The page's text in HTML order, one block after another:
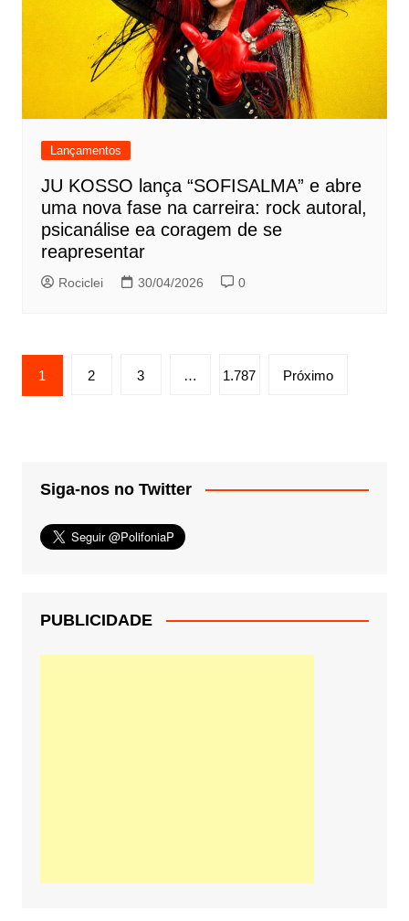
Lançamentos
JU KOSSO lança “SOFISALMA” e abre
uma nova fase na carreira: rock autoral,
psicanálise ea coragem de se
reapresentar
Rociclei 30/04/2026 0
Paginação
de
1 2 3 … 1.787 Próximo
Siga-nos no Twitter
PUBLICIDADE